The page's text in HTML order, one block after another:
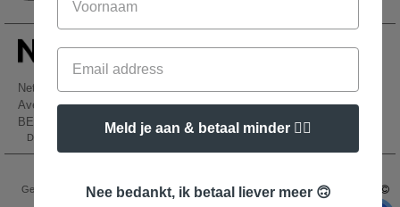
Netenders Belgium SRL
Avenue Hermann-Debroux 54, 1160, Bruxelles
BE61 3632 1629 8017
Dit is GEEN retouradres. Voor retourzending, zie hier
Gebruiksvoorwaarden-Algemene Contractvoorwaarden- Cookiebeleid
contact met ons opnemen. Onze
Meld je aan & betaal minder 👍🏼
Nee bedankt, ik betaal liever meer 🙃